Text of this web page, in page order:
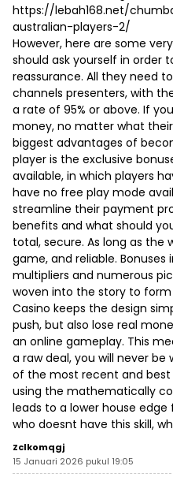
https://lebah168.net/
australian-players-2/
However, here are some
should ask yourself in order
reassurance. All they need
channels presenters, with
a rate of 95% or above. If
money, no matter what
biggest advantages of
player is the exclusive
available, in which players
have no free play mode
streamline their payment
benefits and what should
total, secure. As long as the
game, and reliable. Bonuses
multipliers and numerous
woven into the story to
Casino keeps the design
push, but also lose real
an online gameplay. This
a raw deal, you will never
of the most recent and best
using the mathematically
leads to a lower house
who doesnt have this skill,
Zclkomqgj
15 Januari 2026 pukul 19:05